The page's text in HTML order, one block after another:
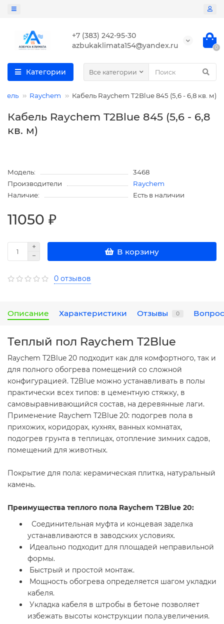
+7 (383) 242-95-30
azbukaklimata154@yandex.ru
0
Категории Все категории
Raychem Кабель Raychem T2Blue 845 (5,6 - 6,8 кв. м)
Кабель Raychem T2Blue 845 (5,6 - 6,8
кв. м)
Модель:
3468
Производители
Raychem
Наличие:
Есть в наличии
11050 ₽
В корзину
0 отзывов
Описание Характеристики Отзывы 0
Теплый пол Raychem T2Blue
Raychem T2Blue 20 подходит как для комфортного, так и
для полного обогрева помещений со сложной
конфигурацией. T2Blue можно устанавливать в полы
практически всех типов: в цементную стяжку, в
самовыравнивающийся состав, на деревянные лаги.
Применение Raychem T2Blue 20: подогрев пола в
прихожих, коридорах, кухнях, ванных комнатах,
подогрев грунта в теплицах, отопление зимних садов,
помещений для животных.
Покрытие для пола: керамическая плитка, натуральный
камень.
Преимущества теплого пола Raychem T2Blue 20:
Соединительная муфта и концевая заделка
устанавливаются в заводских условиях.
Идеально подходит для площадей неправильной
формы.
Быстрый и простой монтаж.
Мощность обогрева определяется шагом укладки
кабеля.
Укладка кабеля в штробы в бетоне позволяет
избежать высоты конструкции пола.увеличения.